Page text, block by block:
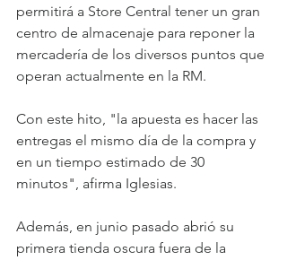
permitirá a Store Central tener un gran
centro de almacenaje para reponer la
mercadería de los diversos puntos que
operan actualmente en la RM.
Con este hito, "la apuesta es hacer las
entregas el mismo día de la compra y
en un tiempo estimado de 30
minutos", afirma Iglesias.
Además, en junio pasado abrió su
primera tienda oscura fuera de la